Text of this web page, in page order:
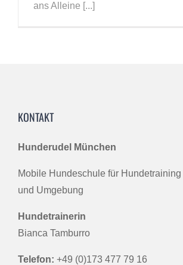
ans Alleine [...]
KONTAKT
Hunderudel München
Mobile Hundeschule für
und Umgebung
Hundetrainerin
Bianca Tamburro
Telefon: +49 (0)173 477 79 16